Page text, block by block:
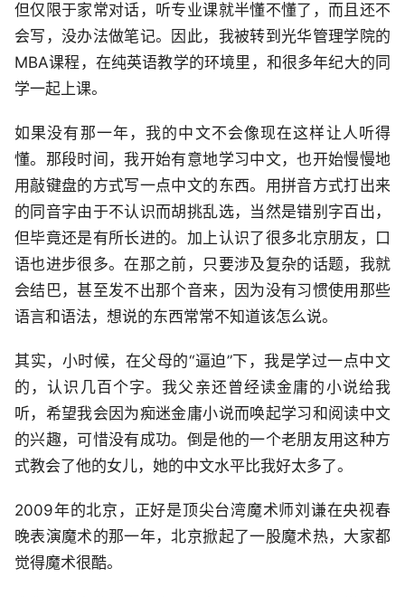
但仅限于家常对话，听专业课就半懂不懂了，而且还不
会写，没办法做笔记。因此，我被转到光华管理学院的
MBA课程，在纯英语教学的环境里，和很多年纪大的同
学一起上课。
如果没有那一年，我的中文不会像现在这样让人听得
懂。那段时间，我开始有意地学习中文，也开始慢慢地
用敲键盘的方式写一点中文的东西。用拼音方式打出来
的同音字由于不认识而胡挑乱选，当然是错别字百出，
但毕竟还是有所长进的。加上认识了很多北京朋友，口
语也进步很多。在那之前，只要涉及复杂的话题，我就
会结巴，甚至发不出那个音来，因为没有习惯使用那些
语言和语法，想说的东西常常不知道该怎么说。
其实，小时候，在父母的“逼迫”下，我是学过一点中文
的，认识几百个字。我父亲还曾经读金庸的小说给我
听，希望我会因为痴迷金庸小说而唤起学习和阅读中文
的兴趣，可惜没有成功。倒是他的一个老朋友用这种方
式教会了他的女儿，她的中文水平比我好太多了。
2009年的北京，正好是顶尖台湾魔术师刘谦在央视春
晚表演魔术的那一年，北京掀起了一股魔术热，大家都
觉得魔术很酷。